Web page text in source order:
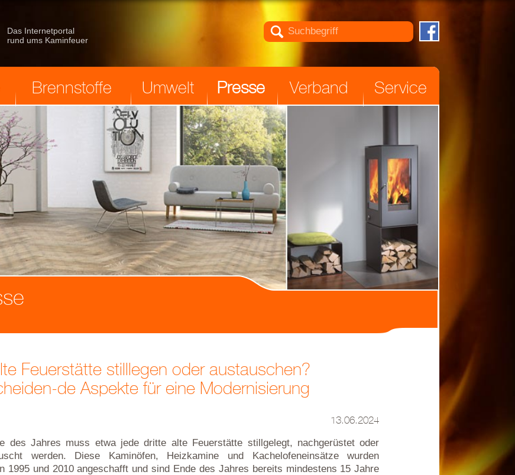
Das Internetportal
rund ums Kaminfeuer

Brennstoffe Umwelt Presse Verband Service
Feuerstätte stilllegen oder austauschen?
de Aspekte für eine Modernisierung
13.06.2024
des Jahres muss etwa jede dritte alte Feuerstätte stillgelegt, nachgerüstet oder
werden. Diese Kaminöfen, Heizkamine und Kachelofeneinsätze wurden
1995 und 2010 angeschafft und sind Ende des Jahres bereits mindestens 15 Jahre